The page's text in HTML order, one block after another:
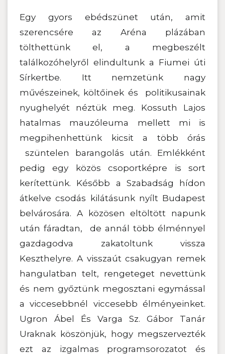
Egy gyors ebédszünet után, amit
szerencsére az Aréna plázában
tölthettünk el, a megbeszélt
találkozóhelyről elindultunk a Fiumei úti
Sírkertbe. Itt nemzetünk nagy
művészeinek, költőinek és politikusainak
nyughelyét néztük meg. Kossuth Lajos
hatalmas mauzóleuma mellett mi is
megpihenhettünk kicsit a több órás
szüntelen barangolás után. Emlékként
pedig egy közös csoportképre is sort
kerítettünk. Később a Szabadság hídon
átkelve csodás kilátásunk nyílt Budapest
belvárosára. A közösen eltöltött napunk
után fáradtan, de annál több élménnyel
gazdagodva zakatoltunk vissza
Keszthelyre. A visszaút csakugyan remek
hangulatban telt, rengeteget nevettünk
és nem győztünk megosztani egymással
a viccesebbnél viccesebb élményeinket.
Ugron Ábel És Varga Sz. Gábor Tanár
Uraknak köszönjük, hogy megszervezték
ezt az izgalmas programsorozatot és